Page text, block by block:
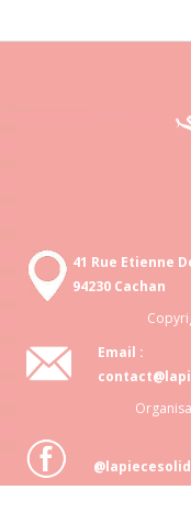
41 Rue Etienne
94230 Cachan
Email :